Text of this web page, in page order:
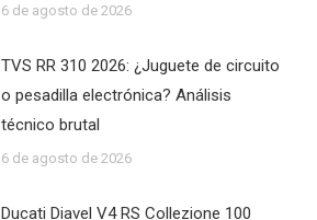
6 de agosto de 2026
TVS RR 310 2026: ¿Juguete de circuito
o pesadilla electrónica? Análisis
técnico brutal
6 de agosto de 2026
Ducati Diavel V4 RS Collezione 100